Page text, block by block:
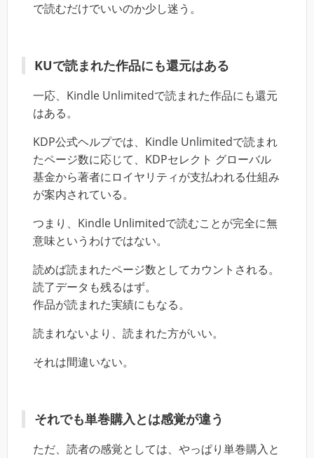
で読むだけでいいのか少し迷う。
KUで読まれた作品にも還元はある
一応、Kindle Unlimitedで読まれた作品にも還元
はある。
KDP公式ヘルプでは、Kindle Unlimitedで読まれ
たページ数に応じて、KDPセレクト グローバル
基金から著者にロイヤリティが支払われる仕組み
が案内されている。
つまり、Kindle Unlimitedで読むことが完全に無
意味というわけではない。
読めば読まれたページ数としてカウントされる。
読了データも残るはず。
作品が読まれた実績にもなる。
読まれないより、読まれた方がいい。
それは間違いない。
それでも単巻購入とは感覚が違う
ただ、読者の感覚としては、やっぱり単巻購入と